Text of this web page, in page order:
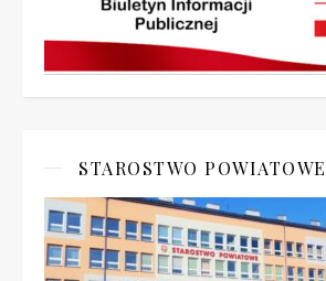
STAROSTWO